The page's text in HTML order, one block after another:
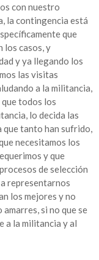
con nuestro
la contingencia está
que
los casos, y
y ya llegando los
las visitas
a la militancia,
que todos los
lo decida las
que tanto han sufrido,
necesitamos los
y que
de selección
representarnos
los mejores y no
si no que se
a la militancia y al